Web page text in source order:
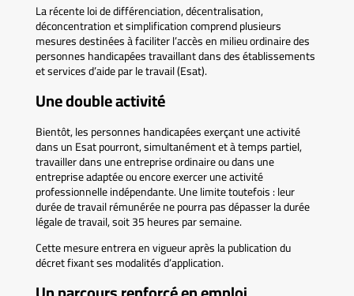
La récente loi de différenciation, décentralisation,
déconcentration et simplification comprend plusieurs
mesures destinées à faciliter l’accès en milieu ordinaire des
personnes handicapées travaillant dans des établissements
et services d’aide par le travail (Esat).
Une double activité
Bientôt, les personnes handicapées exerçant une activité
dans un Esat pourront, simultanément et à temps partiel,
travailler dans une entreprise ordinaire ou dans une
entreprise adaptée ou encore exercer une activité
professionnelle indépendante. Une limite toutefois : leur
durée de travail rémunérée ne pourra pas dépasser la durée
légale de travail, soit 35 heures par semaine.
Cette mesure entrera en vigueur après la publication du
décret fixant ses modalités d’application.